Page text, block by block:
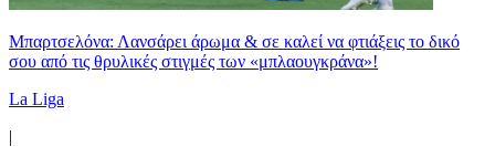
Μπαρτσελόνα: Λανσάρει άρωμα & σε καλεί να φτιάξεις το δικό
σου από τις θρυλικές στιγμές των «μπλαουγκράνα»!
La Liga
|